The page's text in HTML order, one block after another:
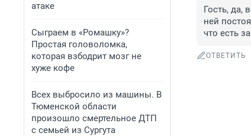
атаке
Сыграем в «Ромашку»?
Простая головоломка,
которая взбодрит мозг не
хуже кофе
Всех выбросило из машины. В
Тюменской области
произошло смертельное ДТП
с семьей из Сургута
Гость, да,
ней
что есть
ОТВЕТИТЬ